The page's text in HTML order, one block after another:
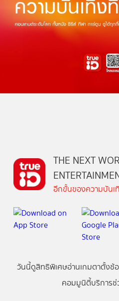
THE NEXT
อีกขั้นของความบันเ
วันนี้ดูสิทธิพิเศษอ่านเกมตาตั้งช้
คอมมูนิตี้บริการช่